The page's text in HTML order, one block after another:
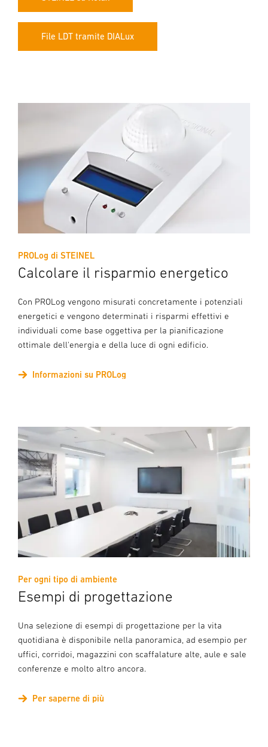
File LDT tramite DIALux
PROLog di STEINEL
Calcolare il risparmio energetico
Con PROLog vengono misurati concretamente i potenziali
energetici e vengono determinati i risparmi effettivi e
individuali come base oggettiva per la pianificazione
ottimale dell'energia e della luce di ogni edificio.
Informazioni su PROLog
Per ogni tipo di ambiente
Esempi di progettazione
Una selezione di esempi di progettazione per la vita
quotidiana è disponibile nella panoramica, ad esempio per
uffici, corridoi, magazzini con scaffalature alte, aule e sale
conferenze e molto altro ancora.
Per saperne di più